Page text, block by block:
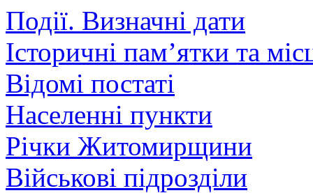
Події. Визначні дати
Історичні пам’ятки та
Відомі постаті
Населенні пункти
Річки Житомирщини
Військові підрозділи